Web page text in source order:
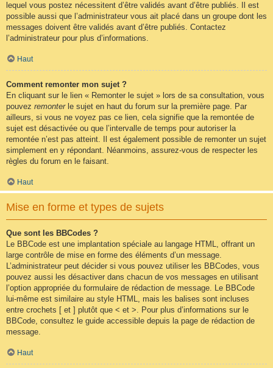
lequel vous postez nécessitent d’être validés avant d’être publiés. Il est
possible aussi que l’administrateur vous ait placé dans un groupe dont les
messages doivent être validés avant d’être publiés. Contactez
l’administrateur pour plus d’informations.
Haut
Comment remonter mon sujet ?
En cliquant sur le lien « Remonter le sujet » lors de sa consultation, vous
pouvez remonterle sujet en haut du forum sur la première page. Par
ailleurs, si vous ne voyez pas ce lien, cela signifie que la remontée de
sujet est désactivée ou que l’intervalle de temps pour autoriser la
remontée n’est pas atteint. Il est également possible de remonter un sujet
simplement en y répondant. Néanmoins, assurez-vous de respecter les
règles du forum en le faisant.
Haut
Mise en forme et types de sujets
Que sont les BBCodes ?
Le BBCode est une implantation spéciale au langage HTML, offrant un
large contrôle de mise en forme des éléments d’un message.
L’administrateur peut décider si vous pouvez utiliser les BBCodes, vous
pouvez aussi les désactiver dans chacun de vos messages en utilisant
l’option appropriée du formulaire de rédaction de message. Le BBCode
lui-même est similaire au style HTML, mais les balises sont incluses
entre crochets [ et ] plutôt que < et >. Pour plus d’informations sur le
BBCode, consultez le guide accessible depuis la page de rédaction de
message.
Haut